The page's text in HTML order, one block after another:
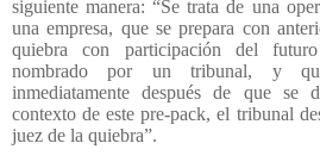
siguiente manera: “Se trata de una
una empresa, que se prepara con
quiebra con participación del
nombrado por un tribunal, y
inmediatamente después de que se
contexto de este pre-pack, el tribunal
juez de la quiebra”.